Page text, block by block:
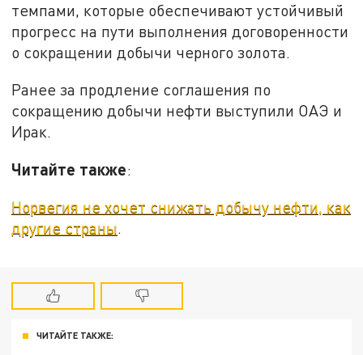
темпами, которые обеспечивают устойчивый
прогресс на пути выполнения договоренности
о сокращении добычи черного золота.
Ранее за продление соглашения по
сокращению добычи нефти выступили ОАЭ и
Ирак.
Читайте также:
Норвегия не хочет снижать добычу нефти, как
другие страны
ЧИТАЙТЕ ТАКЖЕ: